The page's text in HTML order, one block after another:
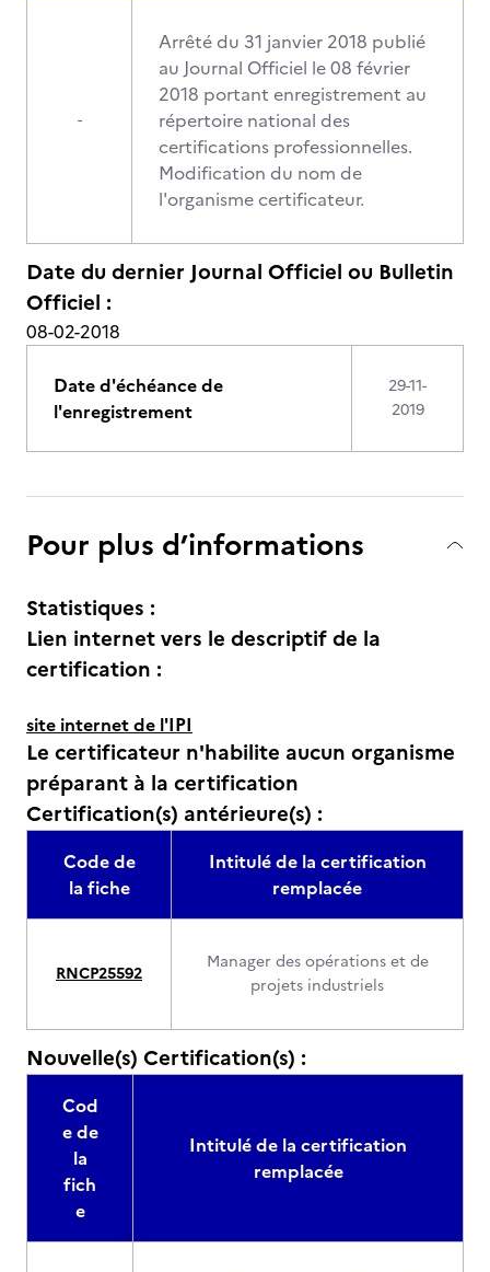
-
Arrêté du 31 janvier 2018 publié
au Journal Officiel le 08 février
2018 portant enregistrement au
répertoire national des
certifications professionnelles.
Modification du nom de
l'organisme certificateur.
Date du dernier Journal Officiel ou Bulletin
Officiel :
08-02-2018
Date d'échéance de
l'enregistrement
29-11-
2019
Pour plus d’informations
Statistiques :
Lien internet vers le descriptif de la
certification :
site internet de l'IPI
Le certificateur n'habilite aucun organisme
préparant à la certification
Certification(s) antérieure(s) :
Code de
la fiche
Intitulé de la certification
remplacée
RNCP25592
Manager des opérations et de
projets industriels
Nouvelle(s) Certification(s) :
Cod
e de
la
fich
e
Intitulé de la certification
remplacée